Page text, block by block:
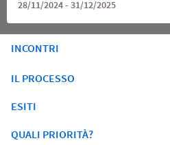
28/11/2024 - 31/12/2025
INCONTRI
IL PROCESSO
ESITI
QUALI PRIORITÀ?